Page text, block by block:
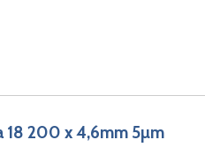
18 200 x 4,6mm 5µm